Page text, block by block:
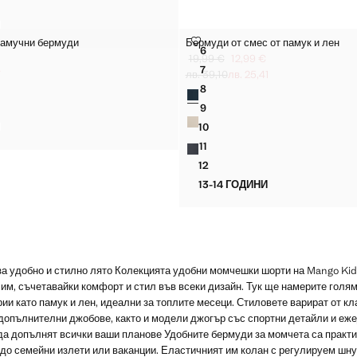
С ЛАСТИЧЕН КОЛАН
БЕРМУДИ С ЛАСТИЧЕН КОЛАН
МОДЕЛ ПАМУЧНИ БЕРМУДИ
МОДЕЛ ПАМУЧНИ БЕРМУДИ
МОДЕЛ ПАМУЧНИ БЕРМУДИ
МОДЕЛ ПАМУЧНИ БЕРМУДИ
МОДЕЛ ПАМУЧНИ БЕРМУДИ
бермуди
ПАМУЧНИ БЕРМУДИ
цена [9,99 € лв. 19,54]
лв. 13,67]
Размери
6БЕРМУДИ ОТ СМЕС ОТ ПАМУК
7БЕРМУДИ ОТ СМЕС ОТ ПАМУК
8БЕРМУДИ ОТ СМЕС ОТ ПАМУК
9БЕРМУДИ ОТ СМЕС ОТ ПАМУК
10БЕРМУДИ ОТ СМЕС ОТ ПАМУК
11БЕРМУДИ ОТ СМЕС ОТ ПАМУК
12БЕРМУДИ ОТ СМЕС ОТ ПАМУК
13-14 ГОДИНИБЕРМУДИ ОТ СМЕС ОТ
Бермуди от смес от памук и лен
БЕРМУДИ ОТ СМЕС ОТ ПАМУК И
Задраскана първоначална цена
19,99 €
лв. 39,10
Текуща цена [12,99 € лв. 25,41]
12,99 €
лв. 25,41
Цветове
удобно и стилно лято Колекцията удобни момчешки шорти на Mango
съчетавайки комфорт и стил във всеки дизайн. Тук ще намерите
като памук и лен, идеални за топлите месеци. Стиловете варират от
джобове, както и модели джогър със спортни детайли и
допълнят всички ваши планове Удобните бермуди за момчета са
семейни излети или ваканции. Еластичният им колан с регулируем